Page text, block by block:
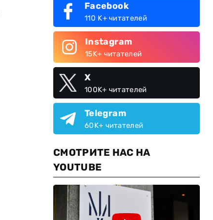
Facebook
110 K+ читателей
Instagram
15K+ читателей
X
100K+ читателей
Telegram
60K+ читателей
СМОТРИТЕ НАС НА
YOUTUBE